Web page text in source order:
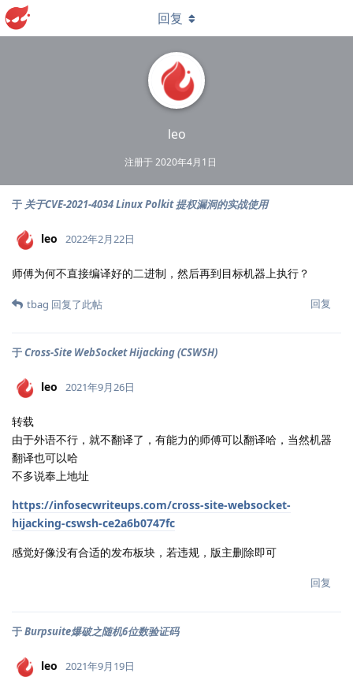
leo
注册于2020年4月1日
回复
于 关于CVE-2021-4034 Linux Polkit 提权漏洞的实战使用
leo 2022年2月22日
师傅为何不直接编译好的二进制，然后再到目标机器上执行？
回复
tbag 回复了此帖
于Cross-Site WebSocket Hijacking (CSWSH)
leo 2021年9月26日
转载
由于外语不行，就不翻译了，有能力的师傅可以翻译哈，当然机器
翻译也可以哈
不多说奉上地址
https://infosecwriteups.com/cross-site-websocket-
hijacking-cswsh-ce2a6b0747fc
感觉好像没有合适的发布板块，若违规，版主删除即可
回复
于Burpsuite爆破之随机6位数验证码
leo 2021年9月19日